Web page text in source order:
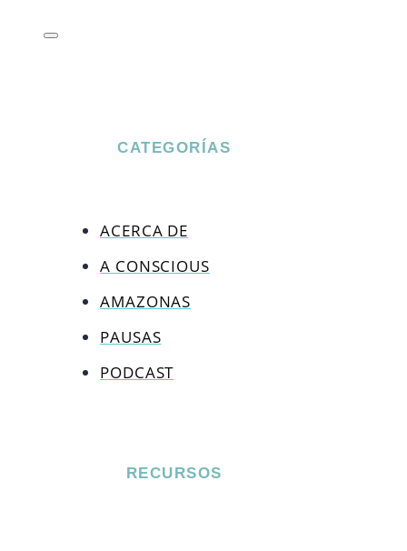
CATEGORÍAS
ACERCA DE
A CONSCIOUS
AMAZONAS
PAUSAS
PODCAST
RECURSOS